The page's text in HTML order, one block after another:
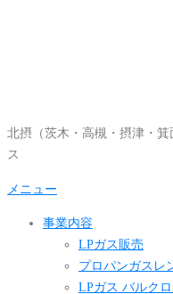
へ
ッ
北摂（茨木・高槻・摂津・
ス
メニュー
事業内容
LPガス販売
プロパンガスレ
LPガス バルク